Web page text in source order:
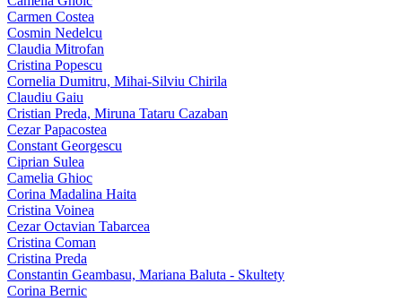
Carmen Costea
Cosmin Nedelcu
Claudia Mitrofan
Cristina Popescu
Cornelia Dumitru, Mihai‑Silviu Chirila
Claudiu Gaiu
Cristian Preda, Miruna Tataru Cazaban
Cezar Papacostea
Constant Georgescu
Ciprian Sulea
Camelia Ghioc
Corina Madalina Haita
Cristina Voinea
Cezar Octavian Tabarcea
Cristina Coman
Cristina Preda
Constantin Geambasu, Mariana Baluta - Skultety
Corina Bernic